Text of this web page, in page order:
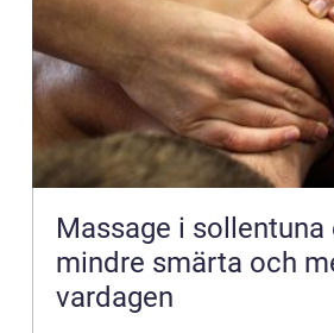
Massage i sollentuna en väg till
mindre smärta och
vardagen